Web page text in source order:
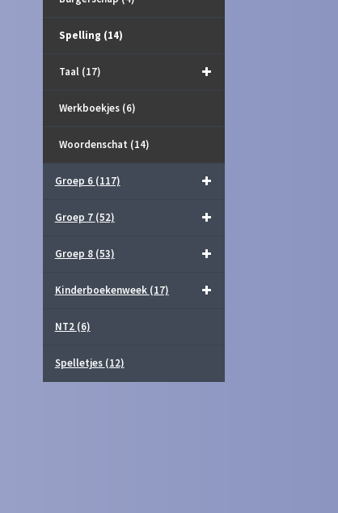
Spelling (14)
Taal (17)
Werkboekjes (6)
Woordenschat (14)
Groep 6 (117)
Groep 7 (52)
Groep 8 (53)
Kinderboekenweek (17)
NT2 (6)
Spelletjes (12)